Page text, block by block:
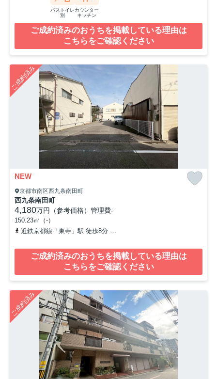
バストイレ
別
カウンター
キッチン
ご成約済みのおうちを掲載している理由は
こちらをご確認ください
ご成約済み
NEW
京都市南区西九条南田町
西九条南田町
4,180万円（参考価格） 管理費-
150.23㎡（-）
近鉄京都線「東寺」駅 徒歩8分
ご成約済みのおうちを掲載している理由は
こちらをご確認ください
ご成約済み